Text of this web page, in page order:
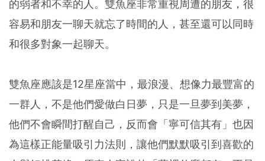
的弱者和不幸的人。雙魚座非常重視周遭的朋友，很
容易和朋友一聊天就忘了時間的人，甚至還可以同時
和很多對象一起聊天。
雙魚座應該是12星座當中，最浪漫、想像力最豐富的
一群人，不是他們愛做白日夢，只是一旦夢到美夢，
他們不會瞬間打醒自己，反而會「寧可信其有」也因
為這樣正能量吸引力法則，讓他們默默吸引到喜歡的